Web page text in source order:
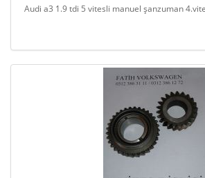
audi a3 1.9 tdi̇ 5 vitesli manuel şanzuman